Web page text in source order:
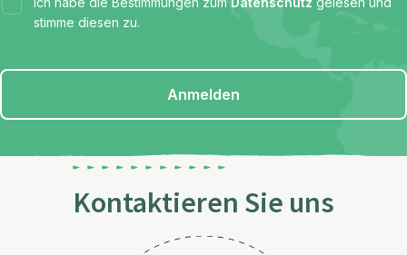
stimme diesen zu.
Anmelden
Kontaktieren Sie uns